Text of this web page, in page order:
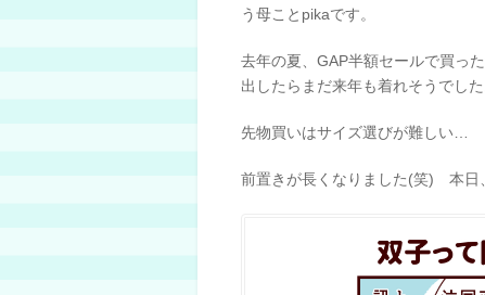
う母ことpikaです。
去年の夏、GAP半額セールで買っ
出したらまだ来年も着れそうでした
先物買いはサイズ選びが難しい…
前置きが長くなりました(笑) 本日